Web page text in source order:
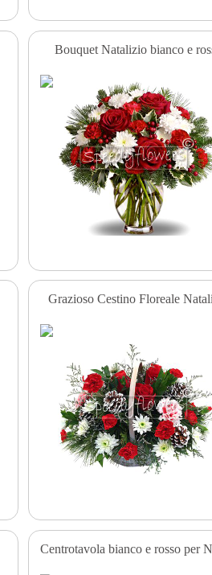
Bouquet Natalizio bianco e
Grazioso Cestino Floreale
Centrotavola bianco e rosso per